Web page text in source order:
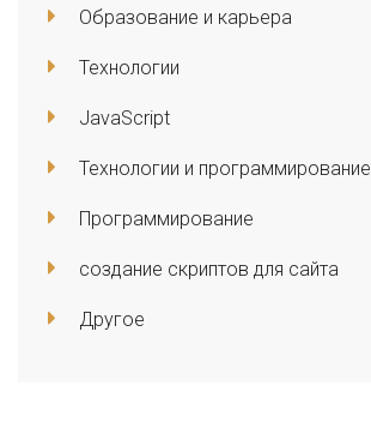
Образование и карьера
Технологии
JavaScript
Технологии и программирование
Программирование
создание скриптов для сайта
Другое